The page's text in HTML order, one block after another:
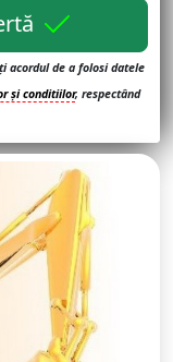
acordul de a folosi datele
și conditiilor, respectând